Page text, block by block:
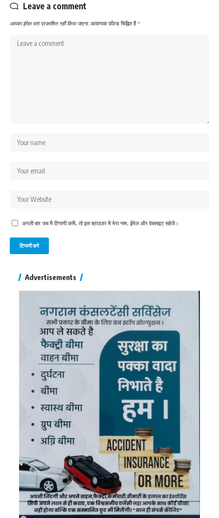
Leave a comment
आपका ईमेल पता प्रकाशित नहीं किया जाएगा. आवश्यक फ़ील्ड चिह्नित हैं*
अगली बार जब मैं टिप्पणी करूँ, तो इस ब्राउज़र में मेरा नाम, ईमेल और वेबसाइट सहेजें।
Advertisements